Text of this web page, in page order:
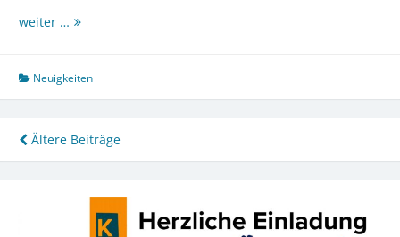
weiter … Das
Bethlehem
kommt
nach
Brieselang
Neuigkeiten
Beitragsnavigation
Ältere Beiträge